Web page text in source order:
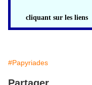
cliquant sur les liens
#Papyriades